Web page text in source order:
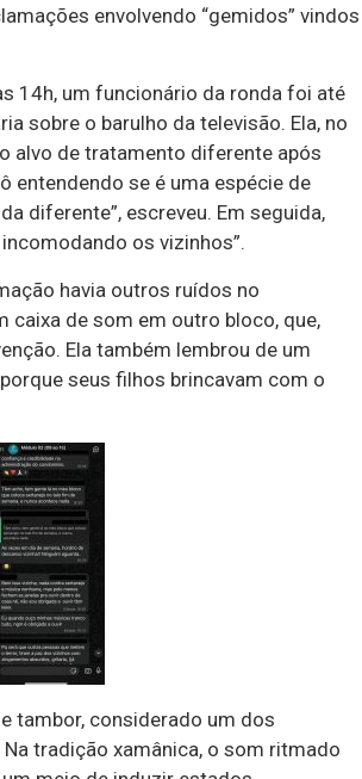
envolvendo “gemidos” vindos
14h, um funcionário da ronda foi até
sobre o barulho da televisão. Ela, no
alvo de tratamento diferente após
entendendo se é uma espécie de
diferente”, escreveu. Em seguida,
os vizinhos”.
havia outros ruídos no
caixa de som em outro bloco, que,
Ela também lembrou de um
seus filhos brincavam com o
tambor, considerado um dos
tradição xamânica, o som ritmado